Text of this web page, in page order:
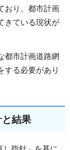
おり、都市計画
きている現状が
都市計画道路網
する必要があり
結果